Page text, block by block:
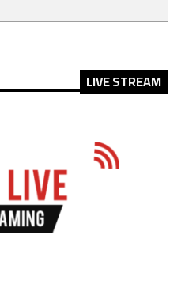
LIVE STREAM